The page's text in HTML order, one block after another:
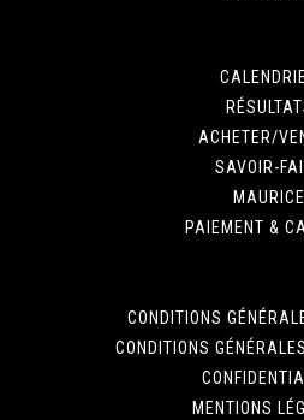
ACHETER/
SAVOIR-
MAURICE
PAIEMENT &
CONDITIONS
CONDITIONS
MENTIONS